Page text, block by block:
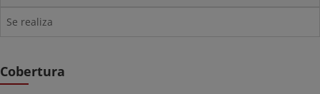
Se realiza
Cobertura